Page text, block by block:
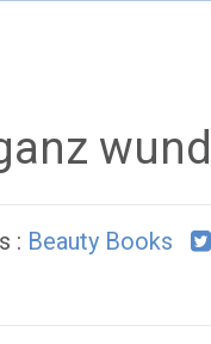
: Beauty Books